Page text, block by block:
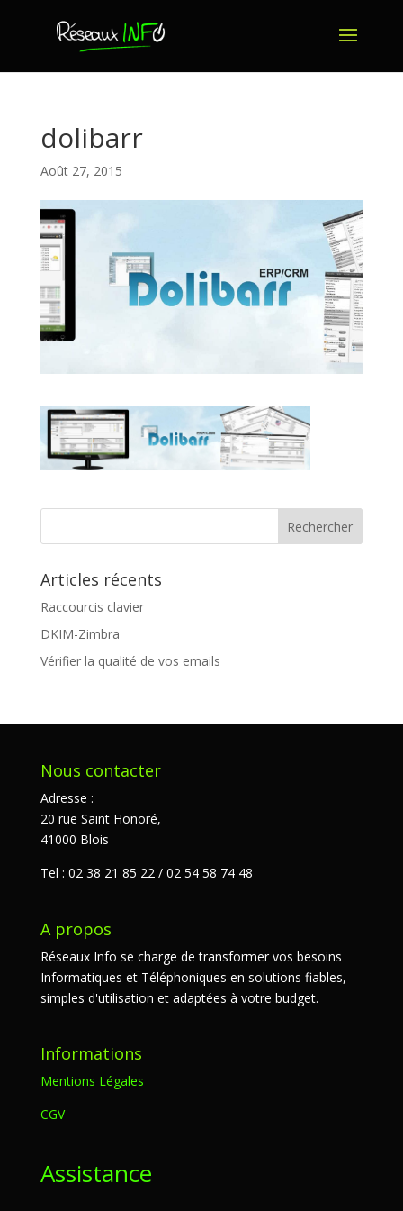
dolibarr
Août 27, 2015
Articles récents
Raccourcis clavier
DKIM-Zimbra
Vérifier la qualité de vos emails
Nous contacter
Adresse :
20 rue Saint Honoré,
41000 Blois
Tel : 02 38 21 85 22 / 02 54 58 74 48
A propos
Réseaux Info se charge de transformer vos besoins
Informatiques et Téléphoniques en solutions fiables,
simples d'utilisation et adaptées à votre budget.
Informations
Mentions Légales
CGV
Assistance